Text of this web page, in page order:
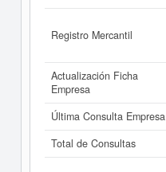
Registro Mercantil
Actualización Ficha
Empresa
Última Consulta Empresa
Total de Consultas